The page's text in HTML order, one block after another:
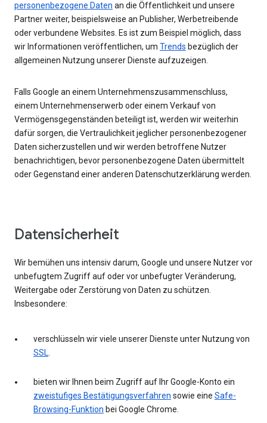
personenbezogene Daten an die Öffentlichkeit und unsere
Partner weiter, beispielsweise an Publisher, Werbetreibende
oder verbundene Websites. Es ist zum Beispiel möglich, dass
wir Informationen veröffentlichen, um Trends bezüglich der
allgemeinen Nutzung unserer Dienste aufzuzeigen.
Falls Google an einem Unternehmenszusammenschluss,
einem Unternehmenserwerb oder einem Verkauf von
Vermögensgegenständen beteiligt ist, werden wir weiterhin
dafür sorgen, die Vertraulichkeit jeglicher personenbezogener
Daten sicherzustellen und wir werden betroffene Nutzer
benachrichtigen, bevor personenbezogene Daten übermittelt
oder Gegenstand einer anderen Datenschutzerklärung werden.
Datensicherheit
Wir bemühen uns intensiv darum, Google und unsere Nutzer vor
unbefugtem Zugriff auf oder vor unbefugter Veränderung,
Weitergabe oder Zerstörung von Daten zu schützen.
Insbesondere:
verschlüsseln wir viele unserer Dienste unter Nutzung von
SSL.
bieten wir Ihnen beim Zugriff auf Ihr Google-Konto ein
zweistufiges Bestätigungsverfahren sowie eine Safe-
Browsing-Funktion bei Google Chrome.